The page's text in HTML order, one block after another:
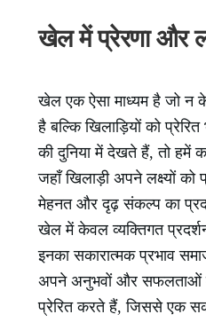
खेल में प्रेरणा और
खेल एक ऐसा माध्यम है जो न
है बल्कि खिलाड़ियों को
की दुनिया में देखते हैं, तो हमें
जहाँ खिलाड़ी अपने लक्ष्यों
मेहनत और दृढ़ संकल्प का
खेल में केवल व्यक्तिगत
इनका सकारात्मक प्रभाव
अपने अनुभवों और सफलताओं
प्रेरित करते हैं, जिससे एक